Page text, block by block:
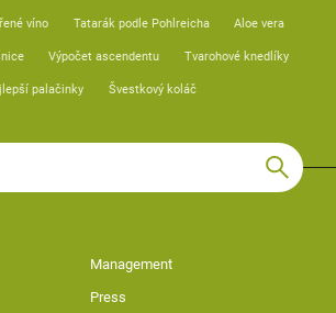
víno Tatarák podle Pohlreicha Aloe vera
Výpočet ascendentu Tvarohové knedlíky
palačinky Švestkový koláč
Management
Press